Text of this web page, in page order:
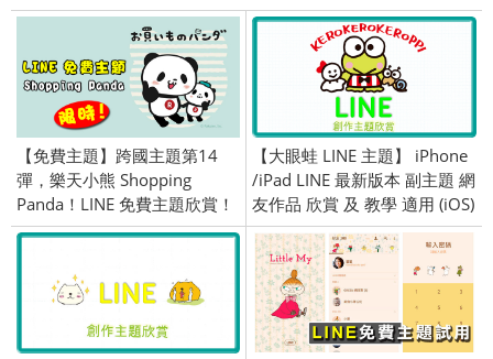
【免費主題】跨國主題第14
彈，樂天小熊 Shopping
Panda！LINE 免費主題欣賞！
日本限定／OpenVPN 跨區／
【大眼蛙 LINE 主題】 iPhone
/iPad LINE 最新版本 副主題 網
友作品 欣賞 及 教學 適用 (iOS)